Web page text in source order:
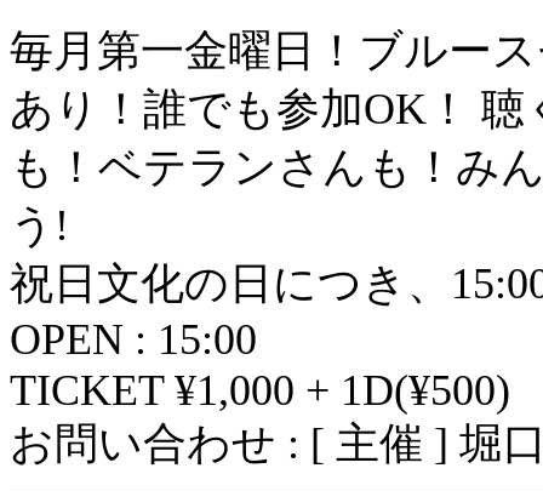
毎月第一金曜日！ブルー
あり！誰でも参加OK！
も！ベテランさんも！み
う!
祝日文化の日につき、
OPEN : 15:00
TICKET ¥1,000 + 1D(¥500)
お問い合わせ : [ 主催 ] 堀